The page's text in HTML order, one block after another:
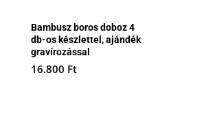
Bambusz boros doboz 4
db-os készlettel, ajándék
gravírozással
16.800 Ft